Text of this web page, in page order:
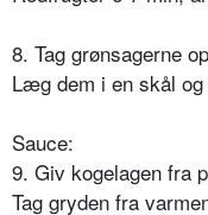
8. Tag grønsagerne
Læg dem i en skål
Sauce:
9. Giv kogelagen fra
Tag gryden fra